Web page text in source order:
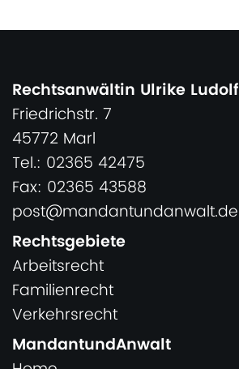
Rechtsanwältin Ulrike Ludolf
Friedrichstr. 7
45772 Marl
Tel.: 02365 42475
Fax: 02365 43588
post@mandantundanwalt.de
Rechtsgebiete
Arbeitsrecht
Familienrecht
Verkehrsrecht
MandantundAnwalt